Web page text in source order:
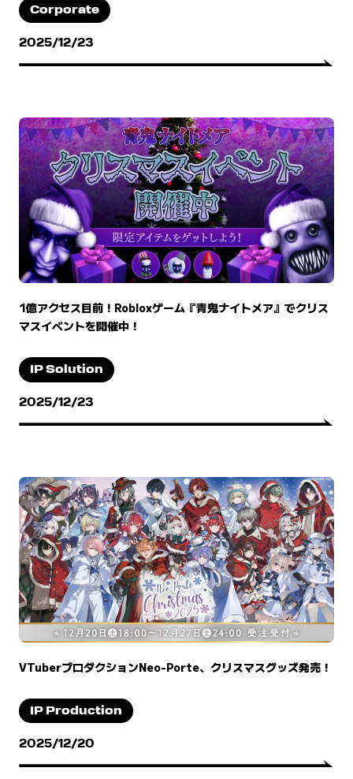
Corporate
2025/12/23
1億アクセス目前！Robloxゲーム『青鬼ナイトメア』でクリス
マスイベントを開催中！
IP Solution
2025/12/23
VTuberプロダクションNeo-Porte、クリスマスグッズ発売！
IP Production
2025/12/20